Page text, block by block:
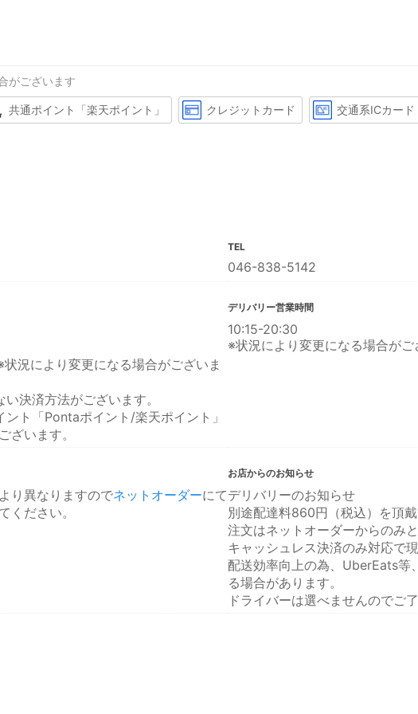
がございます
共通ポイント「楽天ポイント」 クレジットカード 交通系ICカード
TEL
046-838-5142
況により変更になる場合がございま
決済方法がございます。
ト「Pontaポイント/楽天ポイント」
ざいます。
デリバリー営業時間
10:15-20:30
※状況により変更になる場合がご
り異なりますのでネットオーダーにて
ください。
お店からのお知らせ
デリバリーのお知らせ
別途配達料860円（税込）を頂戴
注文はネットオーダーからのみ
キャッシュレス決済のみ対応で
配送効率向上の為、UberEats等
る場合があります。
ドライバーは選べませんのでご